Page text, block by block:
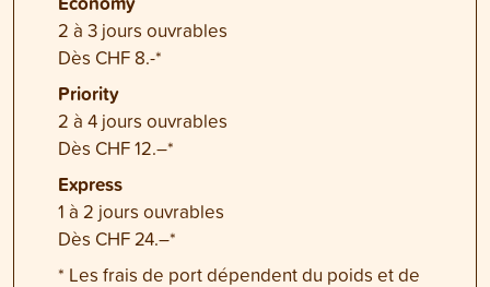
2 à 3 jours ouvrables
Dès CHF 8.-*
Priority
2 à 4 jours ouvrables
Dès CHF 12.–*
Express
1 à 2 jours ouvrables
Dès CHF 24.–*
* Les frais de port dépendent du poids et de